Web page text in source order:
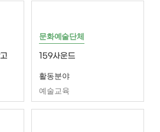
문화예술단체
159사운드
활동분야
예술교육